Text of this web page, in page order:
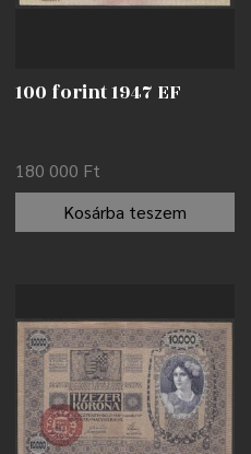
100 forint 1947 EF
180 000 Ft
Kosárba teszem